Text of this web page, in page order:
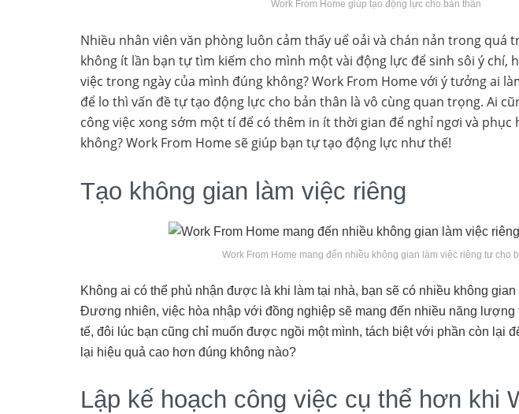
Work From Home giúp tạo động lực cho bản thân
Nhiều nhân viên văn phòng luôn cảm thấy uể oải và chán nản trong quá
không ít lần bạn tự tìm kiếm cho mình một vài động lực để sinh sôi ý chí,
việc trong ngày của mình đúng không? Work From Home với ý tưởng ai
để lo thì vấn đề tự tạo động lực cho bản thân là vô cùng quan trọng. Ai
công việc xong sớm một tí để có thêm in ít thời gian để nghỉ ngơi và
không? Work From Home sẽ giúp bạn tự tạo động lực như thế!
Tạo không gian làm việc riêng
Work From Home mang đến nhiều không gian làm việc riêng tư cho
Không ai có thể phủ nhận được là khi làm tại nhà, bạn sẽ có nhiều không
Đương nhiên, việc hòa nhập với đồng nghiệp sẽ mang đến nhiều năng
tế, đôi lúc bạn cũng chỉ muốn được ngồi một mình, tách biệt với phần còn lại
lại hiệu quả cao hơn đúng không nào?
Lập kế hoạch công việc cụ thể hơn khi